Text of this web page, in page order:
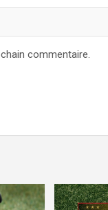
commentaire.